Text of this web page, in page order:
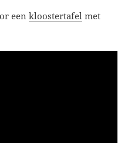
eenkloostertafel met